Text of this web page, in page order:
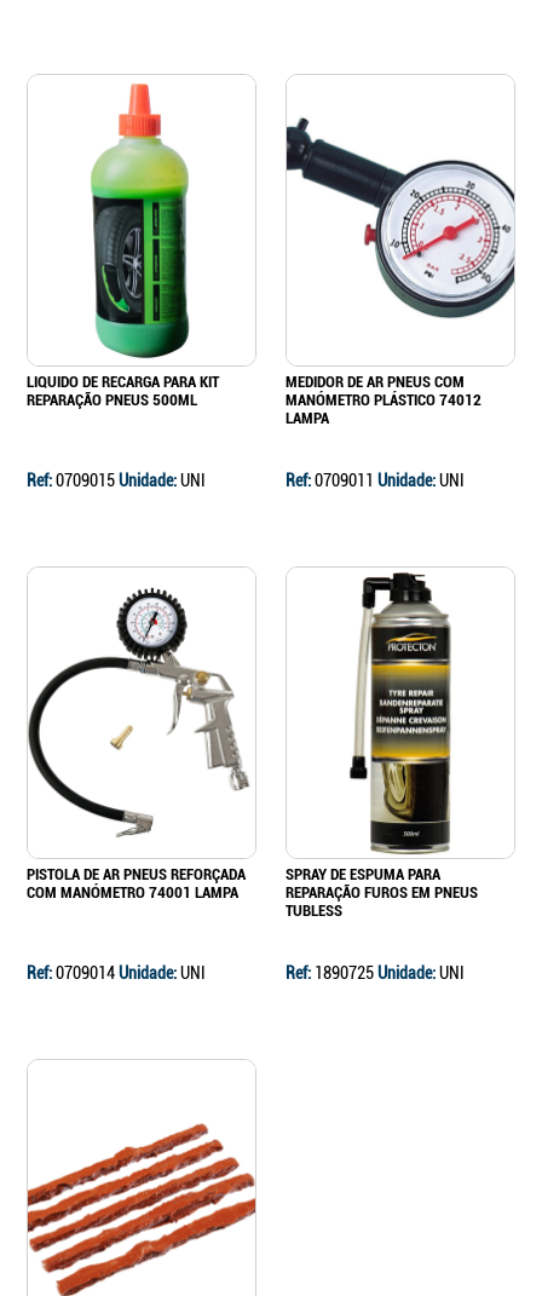
LIQUIDO DE RECARGA PARA KIT
REPARAÇÃO PNEUS 500ML
Ref:0709015Unidade:UNI
MEDIDOR DE AR PNEUS COM
MANÓMETRO PLÁSTICO 74012
LAMPA
Ref:0709011 Unidade:UNI
PISTOLA DE AR PNEUS REFORÇADA
COM MANÓMETRO 74001 LAMPA
Ref:0709014Unidade:UNI
SPRAY DE ESPUMA PARA
REPARAÇÃO FUROS EM PNEUS
TUBLESS
Ref: 1890725Unidade:UNI
Ir para o carrinho